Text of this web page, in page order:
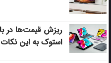
ریزش قیمت‌ها در
استوک به این نکات